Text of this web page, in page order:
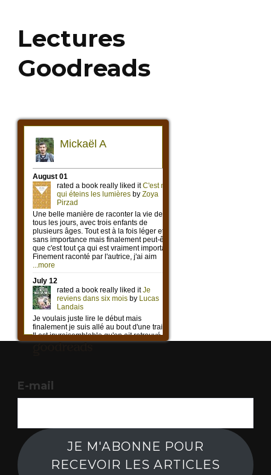
Lectures
Goodreads
E-mail
JE M'ABONNE POUR
RECEVOIR LES ARTICLES